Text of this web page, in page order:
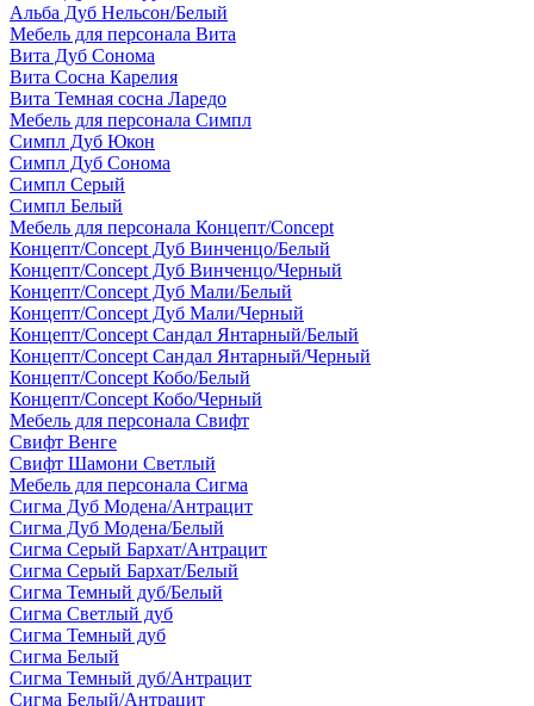
Альба Дуб Нельсон/Белый
Мебель для персонала Вита
Вита Дуб Сонома
Вита Сосна Карелия
Вита Темная сосна Ларедо
Мебель для персонала Симпл
Симпл Дуб Юкон
Симпл Дуб Сонома
Симпл Серый
Симпл Белый
Мебель для персонала Концепт/Concept
Концепт/Concept Дуб Винченцо/Белый
Концепт/Concept Дуб Винченцо/Черный
Концепт/Concept Дуб Мали/Белый
Концепт/Concept Дуб Мали/Черный
Концепт/Concept Сандал Янтарный/Белый
Концепт/Concept Сандал Янтарный/Черный
Концепт/Concept Кобо/Белый
Концепт/Concept Кобо/Черный
Мебель для персонала Свифт
Свифт Венге
Свифт Шамони Светлый
Мебель для персонала Сигма
Сигма Дуб Модена/Антрацит
Сигма Дуб Модена/Белый
Сигма Серый Бархат/Антрацит
Сигма Серый Бархат/Белый
Сигма Темный дуб/Белый
Сигма Светлый дуб
Сигма Темный дуб
Сигма Белый
Сигма Темный дуб/Антрацит
Сигма Белый/Антрацит